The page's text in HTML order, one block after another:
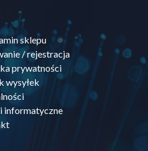
sklepu
/ rejestracja
prywatności
wysyłek
informatyczne